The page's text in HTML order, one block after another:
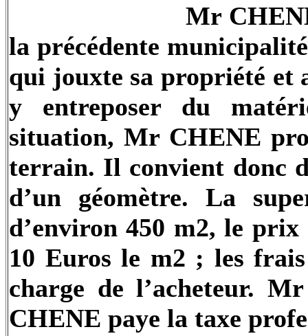
Mr
la précédente
qui jouxte sa propriété et
y entreposer du
situation, Mr CHENE
terrain. Il convient donc
d’un géomètre. La
d’environ 450 m2, le
10 Euros le m2 ; les
charge de l’acheteur.
CHENE paye la taxe